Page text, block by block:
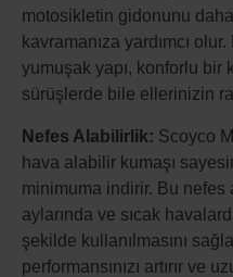
motosikletin gidonunu
kavramanıza yardımcı
yumuşak yapı, konforlu bir
sürüşlerde bile ellerinizin
Nefes Alabilirlik: Scoyco
hava alabilir kumaşı
minimuma indirir. Bu
aylarında ve sıcak
şekilde kullanılmasını
performansınızı artırır ve